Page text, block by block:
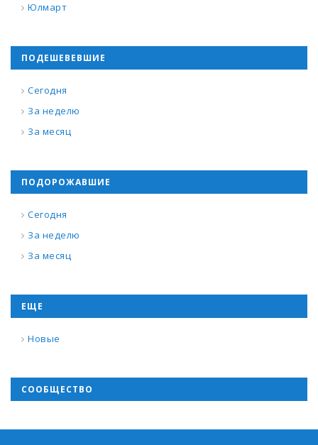
Юлмарт
ПОДЕШЕВЕВШИЕ
Сегодня
За неделю
За месяц
ПОДОРОЖАВШИЕ
Сегодня
За неделю
За месяц
ЕЩЕ
Новые
СООБЩЕСТВО